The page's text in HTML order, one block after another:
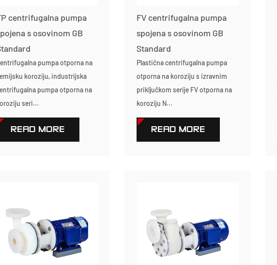
centrifugalna pumpa
s osovinom GB
pumpa otporna na
koroziju, industrijska
pumpa otporna na
seri...
READ MORE
FV centrifugalna pumpa
spojena s osovinom GB
Standard
Plastična centrifugalna pumpa
otporna na koroziju s izravnim
priključkom serije FV otporna na
koroziju N...
READ MORE